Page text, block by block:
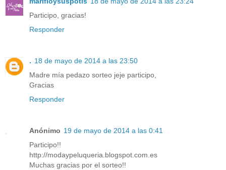
Participo, gracias!
Responder
. 18 de mayo de 2014 a las 23:50
Madre mía pedazo sorteo jeje participo,
Gracias
Responder
Anónimo 19 de mayo de 2014 a las 0:41
Participo!!
http://modaypeluqueria.blogspot.com.es
Muchas gracias por el sorteo!!